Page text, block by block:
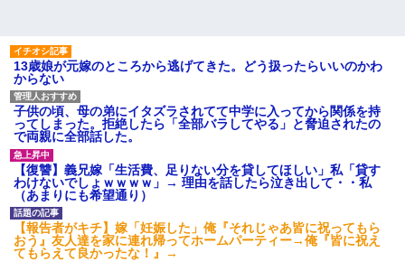
13歳娘が元嫁のところから逃げてきた。どう扱ったらいいのかわ
からない
子供の頃、母の弟にイタズラされてて中学に入ってから関係を持
ってしまった。拒絶したら「全部バラしてやる」と脅迫されたの
で両親に全部話した。
【復讐】義兄嫁「生活費、足りない分を貸してほしい」私「貸す
わけないでしょｗｗｗｗ」→ 理由を話したら泣き出して・・私
（あまりにも希望通り）
【報告者がキチ】嫁「妊娠した」俺『それじゃあ皆に祝ってもら
おう』友人達を家に連れ帰ってホームパーティー→俺『皆に祝え
てもらえて良かったな！』→